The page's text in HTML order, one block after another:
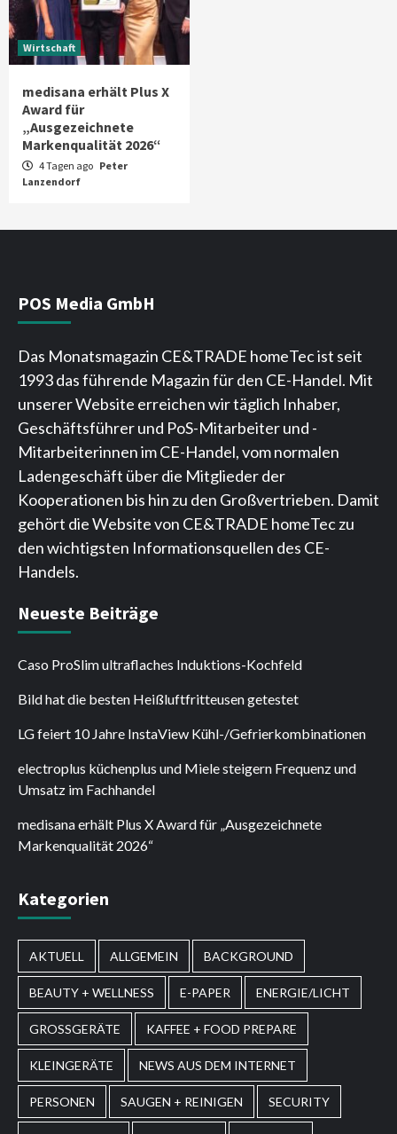
Wirtschaft
medisana erhält Plus X
Award für
„Ausgezeichnete
Markenqualität 2026“
4 Tagen ago Peter
Lanzendorf
POS Media GmbH
Das Monatsmagazin CE&TRADE homeTec ist seit
1993 das führende Magazin für den CE-Handel. Mit
unserer Website erreichen wir täglich Inhaber,
Geschäftsführer und PoS-Mitarbeiter und -
Mitarbeiterinnen im CE-Handel, vom normalen
Ladengeschäft über die Mitglieder der
Kooperationen bis hin zu den Großvertrieben. Damit
gehört die Website von CE&TRADE homeTec zu
den wichtigsten Informationsquellen des CE-
Handels.
Neueste Beiträge
Caso ProSlim ultraflaches Induktions-Kochfeld
Bild hat die besten Heißluftfritteusen getestet
LG feiert 10 Jahre InstaView Kühl-/Gefrierkombinationen
electroplus küchenplus und Miele steigern Frequenz und
Umsatz im Fachhandel
medisana erhält Plus X Award für „Ausgezeichnete
Markenqualität 2026“
Kategorien
AKTUELL ALLGEMEIN BACKGROUND
BEAUTY + WELLNESS E-PAPER ENERGIE/LICHT
GROSSGERÄTE KAFFEE + FOOD PREPARE
KLEINGERÄTE NEWS AUS DEM INTERNET
PERSONEN SAUGEN + REINIGEN SECURITY